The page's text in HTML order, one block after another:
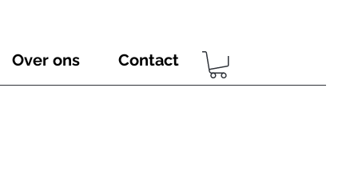
Over ons Contact